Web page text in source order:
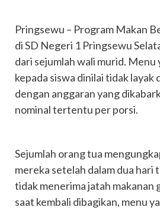
‎Pringsewu – Program Makan
di SD Negeri 1 Pringsewu
dari sejumlah wali murid. Menu
kepada siswa dinilai tidak layak
dengan anggaran yang
nominal tertentu per porsi.
‎Sejumlah orang tua
mereka setelah dalam dua hari
tidak menerima jatah makanan
saat kembali dibagikan, menu